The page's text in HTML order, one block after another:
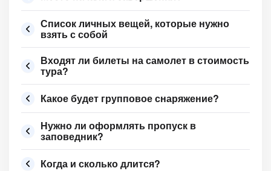
Список личных вещей, которые нужно
взять с собой
Входят ли билеты на самолет в стоимость
тура?
Какое будет групповое снаряжение?
Нужно ли оформлять пропуск в
заповедник?
Когда и сколько длится?